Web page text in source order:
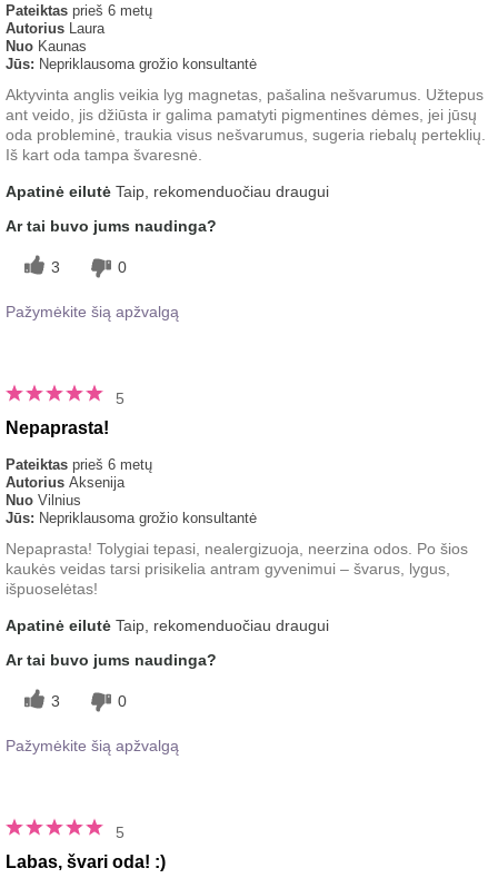
Pateiktas prieš 6 metų
Autorius Laura
Nuo Kaunas
Jūs: Nepriklausoma grožio konsultantė
Aktyvinta anglis veikia lyg magnetas, pašalina nešvarumus. Užtepus
ant veido, jis džiūsta ir galima pamatyti pigmentines dėmes, jei jūsų
oda probleminė, traukia visus nešvarumus, sugeria riebalų perteklių.
Iš kart oda tampa švaresnė.
Apatinė eilutė Taip, rekomenduočiau draugui
Ar tai buvo jums naudinga?
3 0
Pažymėkite šią apžvalgą
5
Nepaprasta!
Pateiktas prieš 6 metų
Autorius Aksenija
Nuo Vilnius
Jūs: Nepriklausoma grožio konsultantė
Nepaprasta! Tolygiai tepasi, nealergizuoja, neerzina odos. Po šios
kaukės veidas tarsi prisikelia antram gyvenimui – švarus, lygus,
išpuoselėtas!
Apatinė eilutė Taip, rekomenduočiau draugui
Ar tai buvo jums naudinga?
3 0
Pažymėkite šią apžvalgą
5
Labas, švari oda! :)